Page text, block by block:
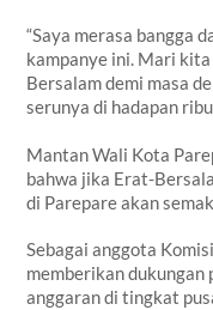
“Saya merasa bangga
kampanye ini. Mari
Bersalam demi masa
serunya di hadapan
Mantan Wali Kota
bahwa jika Erat-
di Parepare akan
Sebagai anggota
memberikan dukungan
anggaran di tingkat